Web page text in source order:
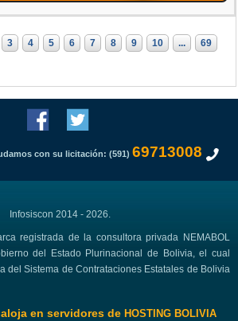
3 4 5 6 7 8 9 10 ... 69
con su licitación: (591) 69713008
Infosiscon 2014 - 2026.
registrada de la consultora privada NEMABOL
del Estado Plurinacional de Bolivia, el cual
del Sistema de Contrataciones Estatales de Bolivia
en servidores de HOSTING BOLIVIA